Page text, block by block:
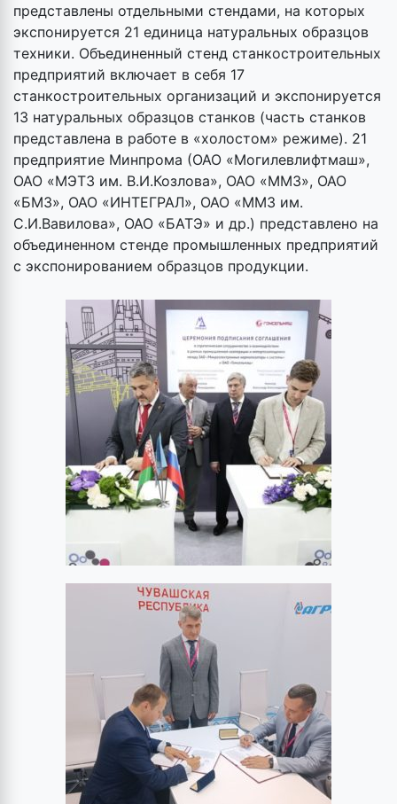
представлены отдельными стендами, на которых
экспонируется 21 единица натуральных образцов
техники. Объединенный стенд станкостроительных
предприятий включает в себя 17
станкостроительных организаций и экспонируется
13 натуральных образцов станков (часть станков
представлена в работе в «холостом» режиме). 21
предприятие Минпрома (ОАО «Могилевлифтмаш»,
ОАО «МЭТЗ им. В.И.Козлова», ОАО «ММЗ», ОАО
«БМЗ», ОАО «ИНТЕГРАЛ», ОАО «ММЗ им.
С.И.Вавилова», ОАО «БАТЭ» и др.) представлено на
объединенном стенде промышленных предприятий
с экспонированием образцов продукции.